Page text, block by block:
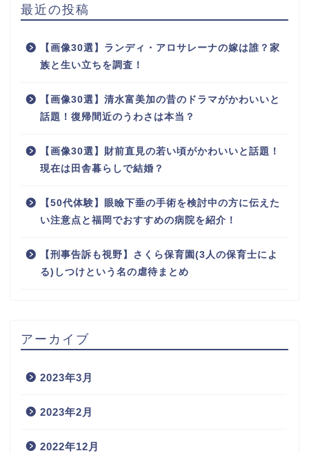
最近の投稿
【画像30選】ランディ・アロサレーナの嫁は誰？家
族と生い立ちを調査！
【画像30選】清水富美加の昔のドラマがかわいいと
話題！復帰間近のうわさは本当？
【画像30選】財前直見の若い頃がかわいいと話題！
現在は田舎暮らしで結婚？
【50代体験】眼瞼下垂の手術を検討中の方に伝えた
い注意点と福岡でおすすめの病院を紹介！
【刑事告訴も視野】さくら保育園(3人の保育士によ
る)しつけという名の虐待まとめ
アーカイブ
2023年3月
2023年2月
2022年12月